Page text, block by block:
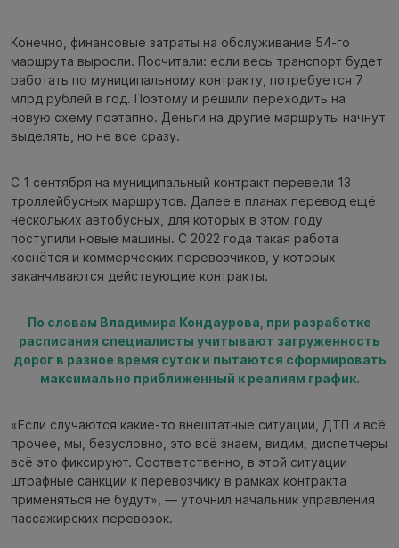
Конечно, финансовые затраты на обслуживание 54-го
маршрута выросли. Посчитали: если весь транспорт будет
работать по муниципальному контракту, потребуется 7
млрд рублей в год. Поэтому и решили переходить на
новую схему поэтапно. Деньги на другие маршруты начнут
выделять, но не все сразу.
С 1 сентября на муниципальный контракт перевели 13
троллейбусных маршрутов. Далее в планах перевод ещё
нескольких автобусных, для которых в этом году
поступили новые машины. С 2022 года такая работа
коснётся и коммерческих перевозчиков, у которых
заканчиваются действующие контракты.
По словам Владимира Кондаурова, при разработке
расписания специалисты учитывают загруженность
дорог в разное время суток и пытаются сформировать
максимально приближенный к реалиям график.
«Если случаются какие-то внештатные ситуации, ДТП и всё
прочее, мы, безусловно, это всё знаем, видим, диспетчеры
всё это фиксируют. Соответственно, в этой ситуации
штрафные санкции к перевозчику в рамках контракта
применяться не будут», — уточнил начальник управления
пассажирских перевозок.